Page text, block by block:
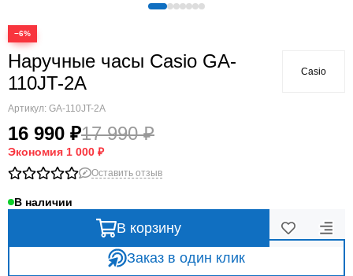
−6%
Наручные часы Casio GA-
110JT-2A
Артикул: GA-110JT-2A
16 990 ₽17 990 ₽
Экономия 1 000 ₽
Casio
Оставить отзыв
В наличии
В корзину
Заказ в один клик